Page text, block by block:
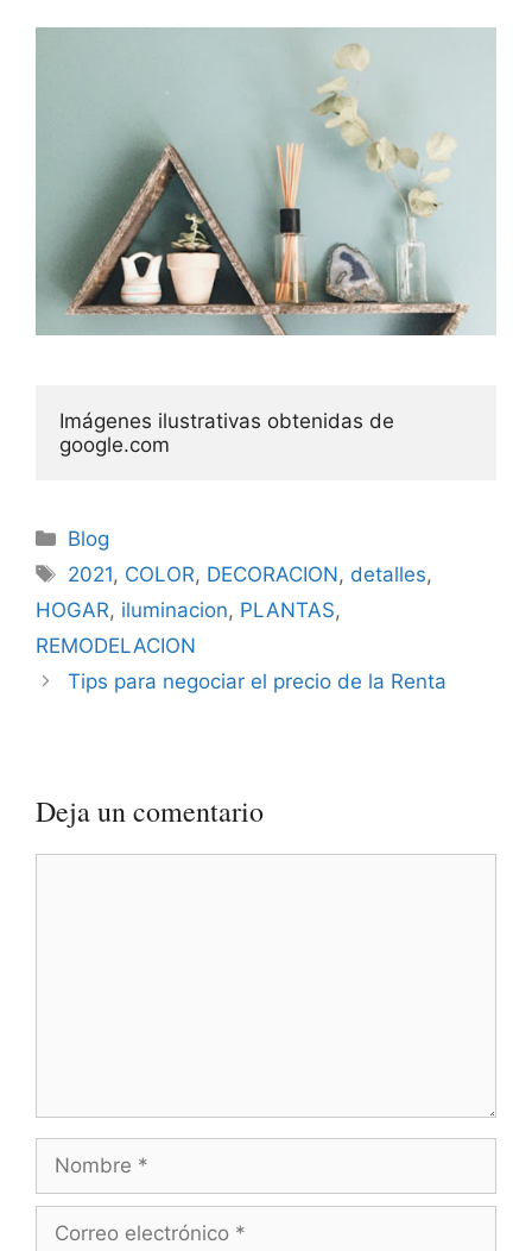
Imágenes ilustrativas obtenidas de
google.com
Categorías
Blog
Etiquetas
2021, COLOR, DECORACION, detalles,
HOGAR, iluminacion, PLANTAS,
REMODELACION
Tips para negociar el precio de la Renta
Deja un comentario
Nombre
Correo